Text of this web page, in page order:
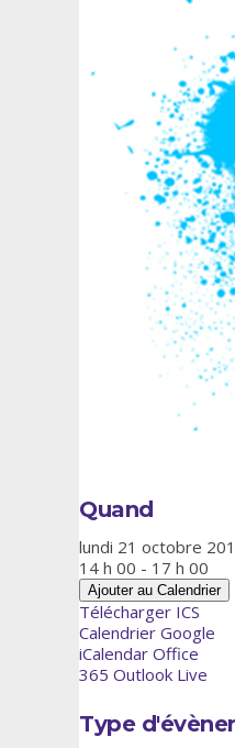
Quand
lundi 21 octobre
14 h 00 - 17 h 00
Ajouter au Calendrier
Télécharger ICS
Calendrier Google
iCalendar Office
365 Outlook Live
Type